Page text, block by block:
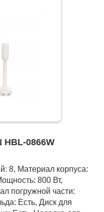
HBL-0866W
8, Материал корпуса:
800 Вт,
погружной части:
Есть, Диск для